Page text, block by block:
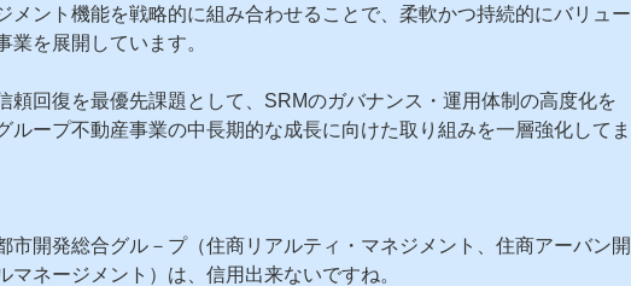
メント機能を戦略的に組み合わせることで、柔軟かつ持続的にバリュー
業を展開しています。
頼回復を最優先課題として、SRMのガバナンス・運用体制の高度化を
ループ不動産事業の中長期的な成長に向けた取り組みを一層強化してま
市開発総合グル－プ（住商リアルティ・マネジメント、住商アーバン開
マネージメント）は、信用出来ないですね。